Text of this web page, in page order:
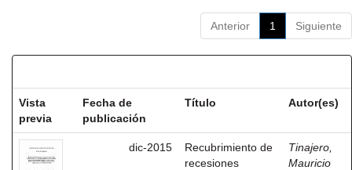
Anterior 1 Siguiente
Vista
previa
Fecha de
publicación
Título Autor(es)
dic-2015
Recubrimiento de
recesiones
Tinajero,
Mauricio